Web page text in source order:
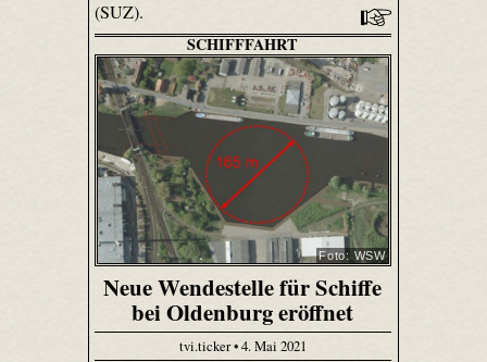
(SUZ).
SCHIFFFAHRT
Foto: WSW
Neue Wendestelle für Schiffe
bei Oldenburg eröffnet
tvi.ticker • 4. Mai 2021